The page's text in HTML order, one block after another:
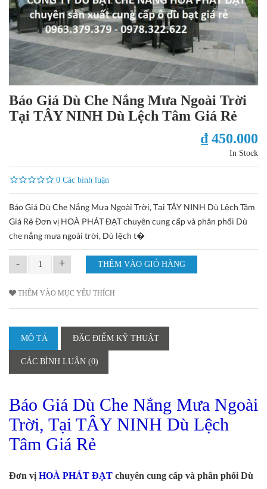
Báo Giá Dù Che Nắng Mưa Ngoài Trời
Tại TÂY NINH Dù Lệch Tâm Giá Rẻ
₫ 450.000
In Stock
0 Các bình luận
Báo Giá Dù Che Nắng Mưa Ngoài Trời, Tại TÂY NINH Dù Lệch Tâm
Giá Rẻ Đơn vị HOÀ PHÁT ĐẠT chuyên cung cấp và phân phối Dù
che nắng mưa ngoài trời, Dù lệch t�
- +
THÊM VÀO MỤC YÊU THÍCH
MÔ TẢ ĐẶC ĐIỂM KỸ THUẬT
CÁC BÌNH LUẬN (0)
Báo Giá Dù Che Nắng Mưa Ngoài
Trời, Tại TÂY NINH Dù Lệch
Tâm Giá Rẻ
Đơn vị HOÀ PHÁT ĐẠT chuyên cung cấp và phân phối Dù